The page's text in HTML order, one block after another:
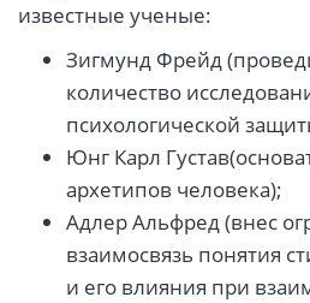
известные ученые:
Зигмунд Фрейд
количество
психологической
Юнг Карл
архетипов человека);
Адлер Альфред (внес
взаимосвязь понятия
и его влияния при